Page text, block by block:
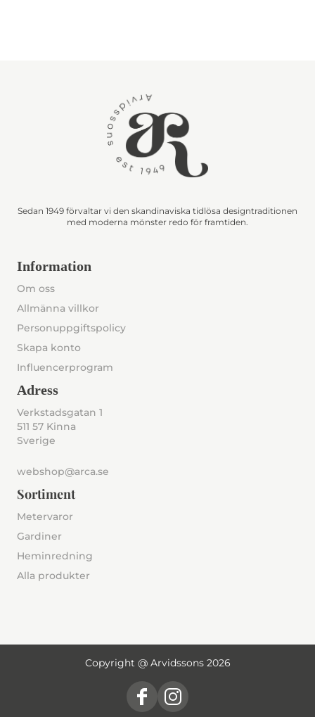
Sedan 1949 förvaltar vi den skandinaviska tidlösa designtraditionen
med moderna mönster redo för framtiden.
Information
Om oss
Allmänna villkor
Personuppgiftspolicy
Skapa konto
Influencerprogram
Adress
Verkstadsgatan 1
511 57 Kinna
Sverige
webshop@arca.se
Sortiment
Metervaror
Gardiner
Heminredning
Alla produkter
Copyright @ Arvidssons 2026